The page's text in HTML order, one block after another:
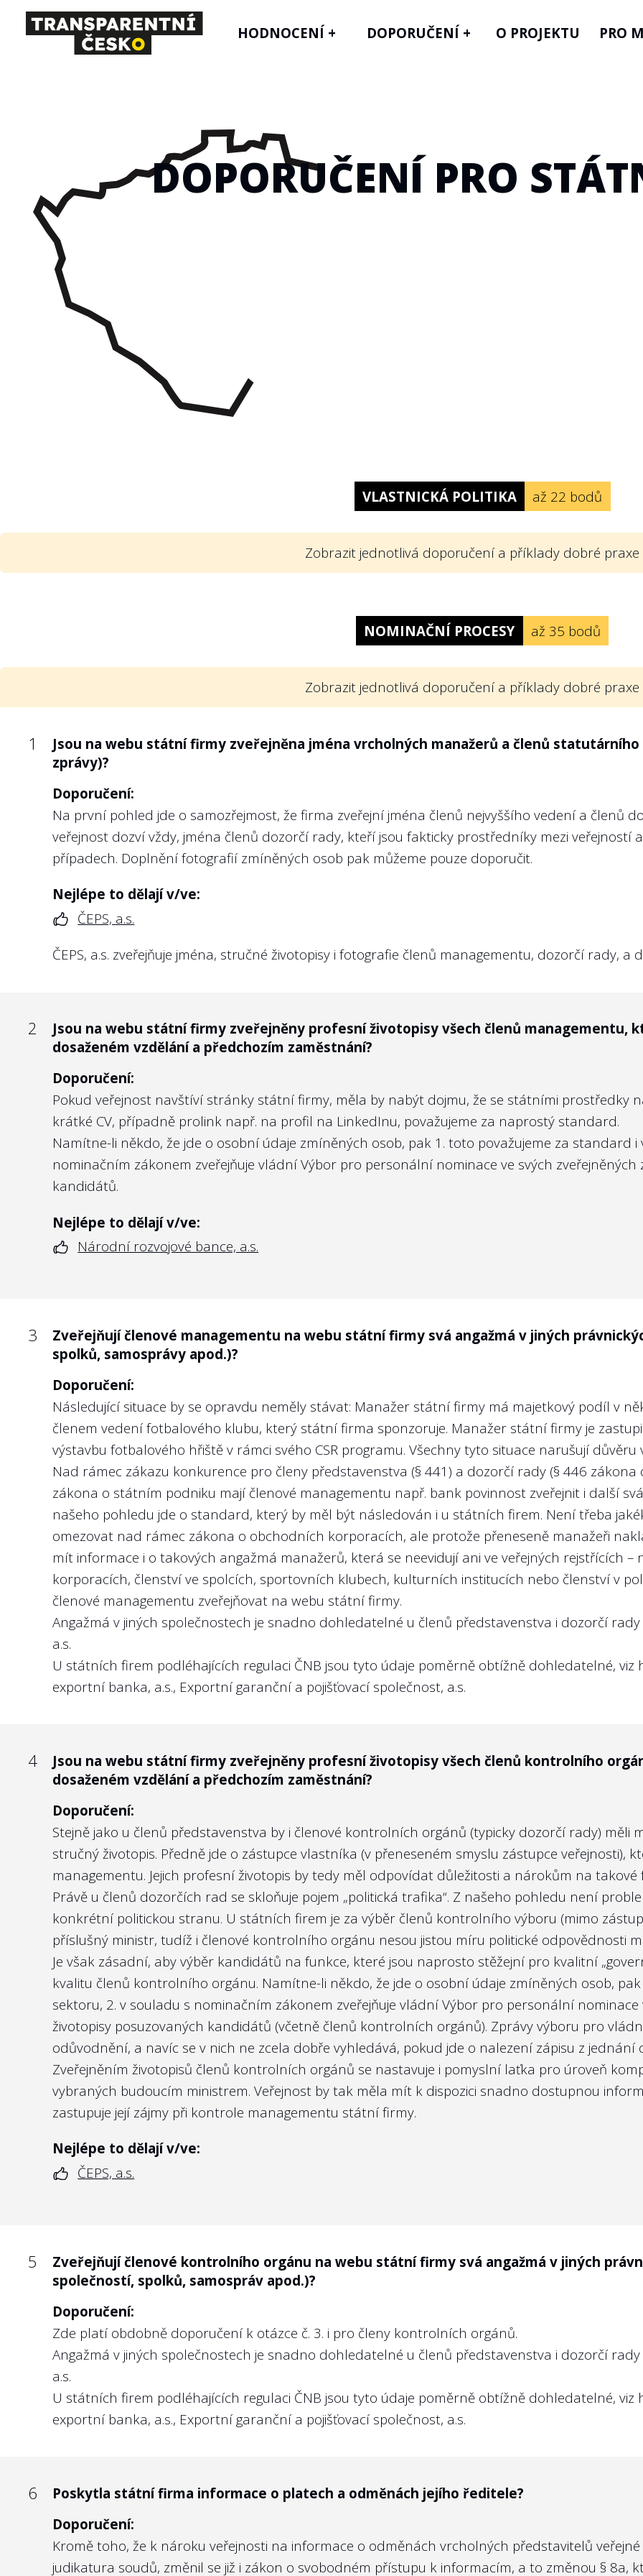
HODNOCENÍ + DOPORUČENÍ + O PROJEKTU PRO
DOPORUČENÍ PRO
VLASTNICKÁ POLITIKA až 22 bodů
Zobrazit jednotlivá doporučení a příklady dobré praxe
schválené státem jako vlastníkem státní firmy, kterými se konkrétním způsobem
střednědobé cíle, které má management sledovat (takové dokumenty se mohou
podnikatelská strategie).
jsou firmě, resp. jejímu managementu stanoveny, aby si veřejnost mohla zhodnotit, zda daná
Např. u státních podniků takovou strategii musí schválit přímo dozorčí rada podniku, a to na
Kromě toho existenci vlastnické politiky u každé státní firmy předpokládá i vláda, což vychází
kterým vláda přijala Zásady odměňování vedoucích zaměstnanců a členů orgánů
státu včetně státních podniků a jiných státních organizací zřízených zákonem nebo
pro účely nastavení politiky odměňování mají jednotlivá ministerstva nastavit taková kritéria a
dlouhodobé udržitelnosti dotčeného subjektu a k plnění strategických cílů. Zároveň by měly
Nejlépe to dělají v/ve:
Vojenských lesích a statcích ČR, s.p.
2
Je vlastnická politika zveřejněna na webu příslušného ministerstva nebo státní firmy?
Doporučení:
Vzhledem k tomu, že jde o firmy 100% vlastněné státem, a tedy lze říct, že všichni občané jsou
rozumný důvod, proč alespoň v základních parametrech účel a cíle státních firem
obchodní společnosti kotované na burze musí být ze zákona o podnikání na kapitálovém trhu
akcionářům. Podobně transparentní by měly být i státní firmy vůči občanům.
Nejlépe to dělají v/ve:
Lesích České republiky, s.p.
Doporučení:
Známé heslo říká, že „Kdo neměří, ten neřídí“. Jak jinak než stanovením konkrétních ročních
firmy? Obzvláště v situaci, kdy u státních firem nebývá zisk zdaleka jediným ukazatelem
i různé strategické zájmy státu. Vlastník (stát) musí managementům státních firem dávat
majetek spravován maximálně efektivně.
Nejlépe to dělají v/ve:
Českých drahách, a.s.
Jsou na webu státní firmy nebo v její výroční zprávě zveřejněny plány výkonnostních
tržby, zisk či nefinanční ukazatele týkající se předmětu podnikání státní firmy na rok
Doporučení:
Není důvod, aby KPI managementu nebyly zveřejňovány. Veřejnost má právo vědět, jaké jsou
Nejlépe to dělají v/ve:
Vyhodnocuje státní firma na webu nebo ve výroční zprávě plnění plánovaných
ukazatele týkající se předmětu podnikání státní firmy zpětně za předcházející rok?
Doporučení:
V případě, že management selhává, má veřejnost působit na politickou reprezentaci, aby
státních firem, který naplňuje stanovená KPI, je zveřejnění dosažených hodnot obranou před
zástupných důvodů.
Nejlépe to dělají v/ve:
Správě železnic, s.o.
NOMINAČNÍ PROCESY až 35 bodů
Zobrazit jednotlivá doporučení a příklady dobré praxe
1
Jsou na webu státní firmy zveřejněna jména vrcholných manažerů a členů
zprávy)?
Doporučení:
Na první pohled jde o samozřejmost, že firma zveřejní jména členů nejvyššího vedení a členů
veřejnost dozví vždy, jména členů dozorčí rady, kteří jsou fakticky prostředníky mezi veřejností
případech. Doplnění fotografií zmíněných osob pak můžeme pouze doporučit.
Nejlépe to dělají v/ve:
ČEPS, a.s.
ČEPS, a.s. zveřejňuje jména, stručné životopisy i fotografie členů managementu, dozorčí rady, a
2
Jsou na webu státní firmy zveřejněny profesní životopisy všech členů managementu,
dosaženém vzdělání a předchozím zaměstnání?
Doporučení:
Pokud veřejnost navštíví stránky státní firmy, měla by nabýt dojmu, že se státními prostředky
krátké CV, případně prolink např. na profil na LinkedInu, považujeme za naprostý standard.
Namítne-li někdo, že jde o osobní údaje zmíněných osob, pak 1. toto považujeme za standard
nominačním zákonem zveřejňuje vládní Výbor pro personální nominace ve svých zveřejněných
kandidátů.
Nejlépe to dělají v/ve:
Národní rozvojové bance, a.s.
3
Zveřejňují členové managementu na webu státní firmy svá angažmá v jiných
spolků, samosprávy apod.)?
Doporučení:
Následující situace by se opravdu neměly stávat: Manažer státní firmy má majetkový podíl v
členem vedení fotbalového klubu, který státní firma sponzoruje. Manažer státní firmy je
výstavbu fotbalového hřiště v rámci svého CSR programu. Všechny tyto situace narušují
Nad rámec zákazu konkurence pro členy představenstva (§ 441) a dozorčí rady (§ 446
zákona o státním podniku mají členové managementu např. bank povinnost zveřejnit i další
našeho pohledu jde o standard, který by měl být následován i u státních firem. Není třeba
omezovat nad rámec zákona o obchodních korporacích, ale protože přeneseně manažeři
mít informace i o takových angažmá manažerů, která se neevidují ani ve veřejných rejstřících
korporacích, členství ve spolcích, sportovních klubech, kulturních institucích nebo členství v
členové managementu zveřejňovat na webu státní firmy.
Angažmá v jiných společnostech je snadno dohledatelné u členů představenstva i dozorčí
a.s.
U státních firem podléhajících regulaci ČNB jsou tyto údaje poměrně obtížně dohledatelné, viz
exportní banka, a.s., Exportní garanční a pojišťovací společnost, a.s.
4
Jsou na webu státní firmy zveřejněny profesní životopisy všech členů kontrolního
dosaženém vzdělání a předchozím zaměstnání?
Doporučení:
Stejně jako u členů představenstva by i členové kontrolních orgánů (typicky dozorčí rady)
stručný životopis. Předně jde o zástupce vlastníka (v přeneseném smyslu zástupce veřejnosti),
managementu. Jejich profesní životopis by tedy měl odpovídat důležitosti a nárokům na takové
Právě u členů dozorčích rad se skloňuje pojem „politická trafika“. Z našeho pohledu není
konkrétní politickou stranu. U státních firem je za výběr členů kontrolního výboru (mimo
příslušný ministr, tudíž i členové kontrolního orgánu nesou jistou míru politické odpovědnosti
Je však zásadní, aby výběr kandidátů na funkce, které jsou naprosto stěžejní pro kvalitní
kvalitu členů kontrolního orgánu. Namítne-li někdo, že jde o osobní údaje zmíněných osob,
sektoru, 2. v souladu s nominačním zákonem zveřejňuje vládní Výbor pro personální nominace
životopisy posuzovaných kandidátů (včetně členů kontrolních orgánů). Zprávy výboru pro
odůvodnění, a navíc se v nich ne zcela dobře vyhledává, pokud jde o nalezení zápisu z
Zveřejněním životopisů členů kontrolních orgánů se nastavuje i pomyslní laťka pro úroveň
vybraných budoucím ministrem. Veřejnost by tak měla mít k dispozici snadno dostupnou
zastupuje její zájmy při kontrole managementu státní firmy.
Nejlépe to dělají v/ve:
ČEPS, a.s.
5
Zveřejňují členové kontrolního orgánu na webu státní firmy svá angažmá v jiných
společností, spolků, samospráv apod.)?
Doporučení:
Zde platí obdobně doporučení k otázce č. 3. i pro členy kontrolních orgánů.
Angažmá v jiných společnostech je snadno dohledatelné u členů představenstva i dozorčí
a.s.
U státních firem podléhajících regulaci ČNB jsou tyto údaje poměrně obtížně dohledatelné, viz
exportní banka, a.s., Exportní garanční a pojišťovací společnost, a.s.
6
Poskytla státní firma informace o platech a odměnách jejího ředitele?
Doporučení:
Kromě toho, že k nároku veřejnosti na informace o odměnách vrcholných představitelů
judikatura soudů, změnil se již i zákon o svobodném přístupu k informacím, a to změnou§ 8a,